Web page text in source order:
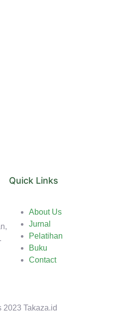
Quick Links
About Us
Jurnal
Pelatihan
Buku
Contact
2023 Takaza.id